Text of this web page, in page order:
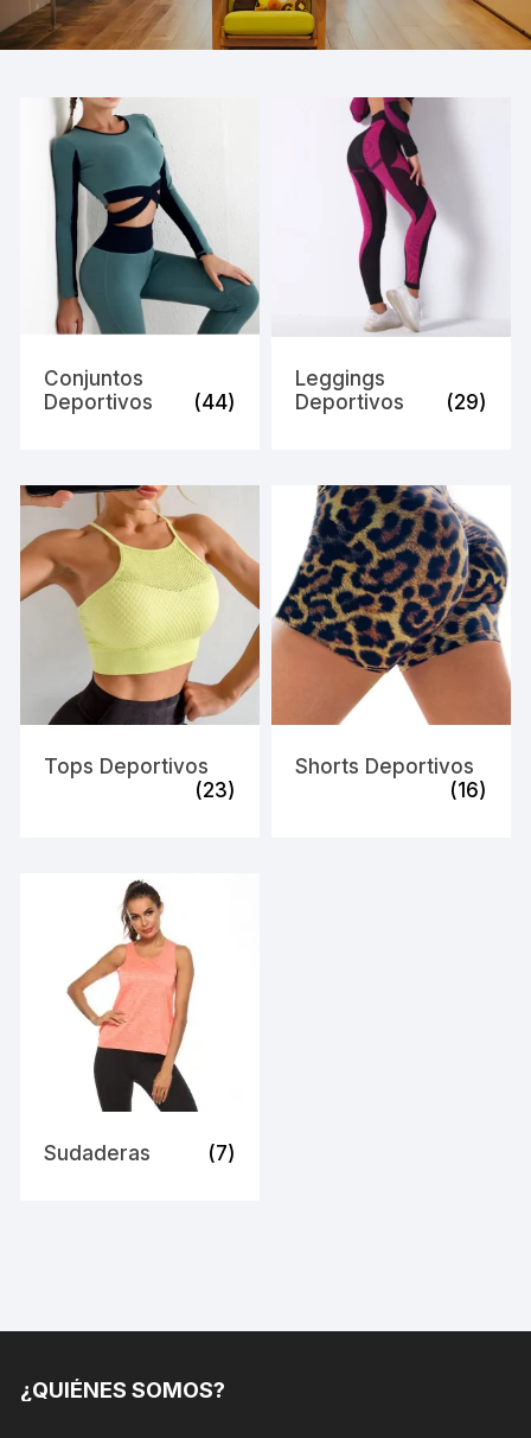
Conjuntos
Deportivos
(44)
Leggings
Deportivos
(29)
Tops Deportivos
(23)
Shorts Deportivos
(16)
Sudaderas (7)
¿QUIÉNES SOMOS?